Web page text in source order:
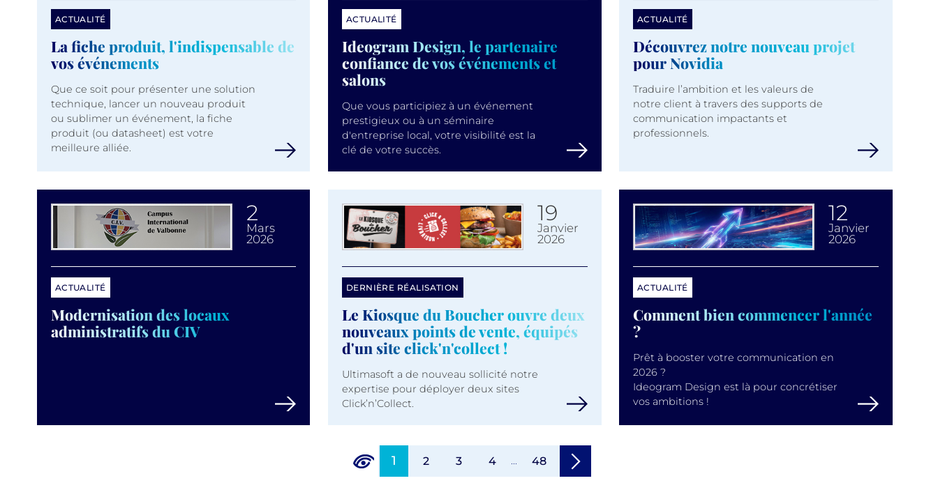
ACTUALITÉ
La fiche produit, l'indispensable de
vos événements
Que ce soit pour présenter une solution
technique, lancer un nouveau produit
ou sublimer un événement, la fiche
produit (ou datasheet) est votre
meilleure alliée.
ACTUALITÉ
Ideogram Design, le partenaire
confiance de vos événements et
salons
Que vous participiez à un événement
prestigieux ou à un séminaire
d'entreprise local, votre visibilité est la
clé de votre succès.
ACTUALITÉ
Découvrez notre nouveau projet
pour Novidia
Traduire l’ambition et les valeurs de
notre client à travers des supports de
communication impactants et
professionnels.
2
mars
2026
ACTUALITÉ
Modernisation des locaux
administratifs du CIV
19
janvier
2026
DERNIÈRE RÉALISATION
Le Kiosque du Boucher ouvre deux
nouveaux points de vente, équipés
d'un site click'n'collect !
Ultimasoft a de nouveau sollicité notre
expertise pour déployer deux sites
Click’n’Collect.
12
janvier
2026
ACTUALITÉ
Comment bien commencer l'année
?
Prêt à booster votre communication en
2026 ?
Ideogram Design est là pour concrétiser
vos ambitions !
1 2 3 4 48